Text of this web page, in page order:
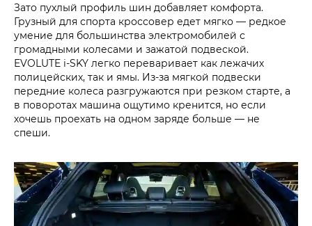
Зато пухлый профиль шин добавляет комфорта.
Грузный для спорта кроссовер едет мягко — редкое
умение для большинства электромобилей с
громадными колесами и зажатой подвеской.
EVOLUTE i‑SKY легко переваривает как лежачих
полицейских, так и ямы. Из-за мягкой подвески
передние колеса разгружаются при резком старте, а
в поворотах машина ощутимо кренится, но если
хочешь проехать на одном заряде больше — не
спеши.